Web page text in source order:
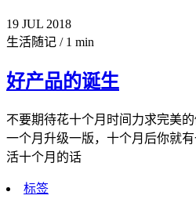
19 JUL 2018
生活随记 / 1 min
好产品的诞生
不要期待花十个月时间力求完美
一个月升级一版，十个月后你就
活十个月的话
标签